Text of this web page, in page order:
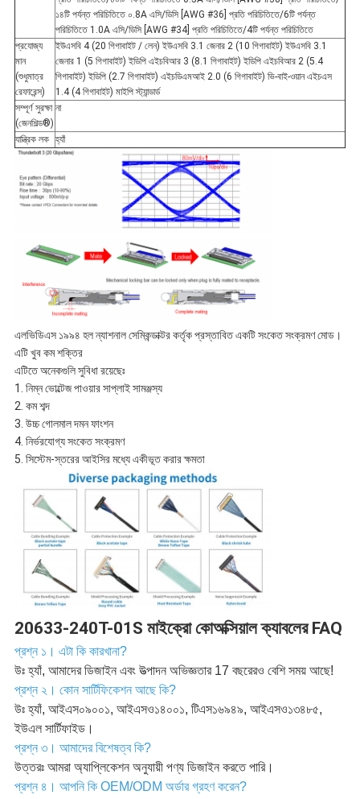
১৪টি পর্যন্ত পরিচিতিতে ০.8A এসি/ডিসি [AWG #36] প্রতি পরিচিতিতে/6টি পর্যন্ত
পরিচিতিতে 1.0A এসি/ডিসি [AWG #34] প্রতি পরিচিতিতে/4টি পর্যন্ত পরিচিতিতে
প্রযোজ্য
মান
(শুধুমাত্র
রেফারেন্স)
ইউএসবি 4 (20 গিগাবাইট / লেন) ইউএসবি 3.1 জেনার 2 (10 গিগাবাইট) ইউএসবি 3.1
জেনার 1 (5 গিগাবাইট) ইডিপি এইচবিআর 3 (8.1 গিগাবাইট) ইডিপি এইচবিআর 2 (5.4
গিগাবাইট) ইডিপি (2.7 গিগাবাইট) এইচডিএমআই 2.0 (6 গিগাবাইট) ভি-বাই-ওয়ান এইচএস
1.4 (4 গিগাবাইট) মাইপি স্ট্যান্ডার্ড
সম্পূর্ণ সুরক্ষা
(জেনশিল্ড®)
না
যান্ত্রিক লক হ্যাঁ
এলভিডিএস ১৯৯৪ হল ন্যাশনাল সেমিকন্ডাক্টর কর্তৃক প্রস্তাবিত একটি সংকেত সংক্রমণ মোড।
এটি খুব কম শক্তির
এটিতে অনেকগুলি সুবিধা রয়েছেঃ
1. নিম্ন ভোল্টেজ পাওয়ার সাপ্লাই সামঞ্জস্য
2. কম শব্দ
3. উচ্চ গোলমাল দমন ফাংশন
4. নির্ভরযোগ্য সংকেত সংক্রমণ
5. সিস্টেম-স্তরের আইসির মধ্যে একীভূত করার ক্ষমতা
20633-240T-01S মাইক্রো কোঅক্সিয়াল ক্যাবলের FAQ
প্রশ্ন ১। এটা কি কারখানা?
উঃ হ্যাঁ, আমাদের ডিজাইন এবং উত্পাদন অভিজ্ঞতার 17 বছরেরও বেশি সময় আছে!
প্রশ্ন ২। কোন সার্টিফিকেশন আছে কি?
উঃ হ্যাঁ, আইএস০৯০০১, আইএসও১৪০০১, টিএস১৬৯৪৯, আইএসও১৩৪৮৫,
ইউএল সার্টিফাইড।
প্রশ্ন ৩। আমাদের বিশেষত্ব কি?
উত্তরঃ আমরা অ্যাপ্লিকেশন অনুযায়ী পণ্য ডিজাইন করতে পারি।
প্রশ্ন ৪। আপনি কি OEM/ODM অর্ডার গ্রহণ করেন?